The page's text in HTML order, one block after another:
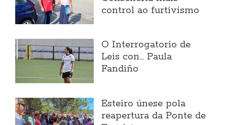
control ao furtivismo
O Interrogatorio de
Leis con... Paula
Fandiño
Esteiro únese pola
reapertura da Ponte de